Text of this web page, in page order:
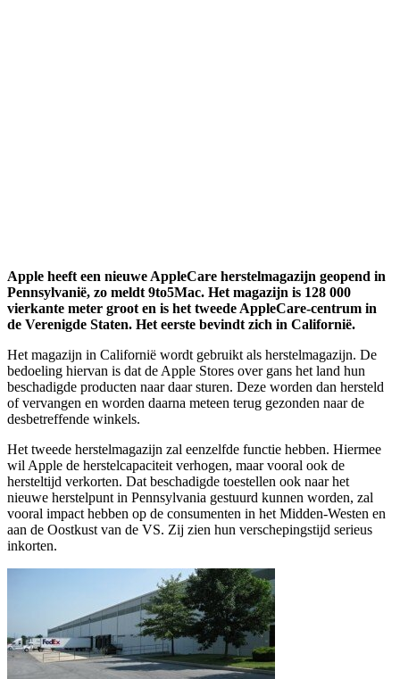
Apple heeft een nieuwe AppleCare herstelmagazijn geopend in
Pennsylvanië, zo meldt 9to5Mac. Het magazijn is 128 000
vierkante meter groot en is het tweede AppleCare-centrum in
de Verenigde Staten. Het eerste bevindt zich in Californië.
Het magazijn in Californië wordt gebruikt als herstelmagazijn. De
bedoeling hiervan is dat de Apple Stores over gans het land hun
beschadigde producten naar daar sturen. Deze worden dan hersteld
of vervangen en worden daarna meteen terug gezonden naar de
desbetreffende winkels.
Het tweede herstelmagazijn zal eenzelfde functie hebben. Hiermee
wil Apple de herstelcapaciteit verhogen, maar vooral ook de
hersteltijd verkorten. Dat beschadigde toestellen ook naar het
nieuwe herstelpunt in Pennsylvania gestuurd kunnen worden, zal
vooral impact hebben op de consumenten in het Midden-Westen en
aan de Oostkust van de VS. Zij zien hun verschepingstijd serieus
inkorten.